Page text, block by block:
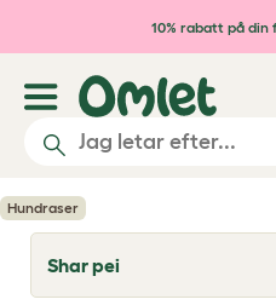
Hoppa till 10% rabatt på
Hundraser
Shar pei
T
o